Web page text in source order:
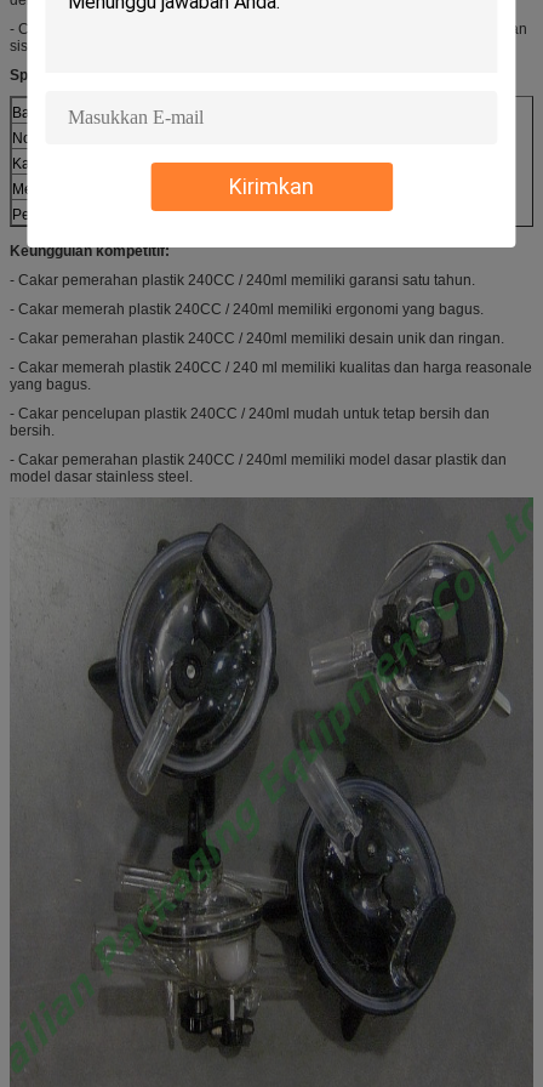
Kirimkan
- Cakar pemerahan plastik 240CC / 240ml digunakan untuk terhubung dengan
sistem ruang tamu pemerahan susu sapi.
Spesifikasi:
Barang
Clums Susu 240CC
Nomor model
Kapasitas
240ml
Mendasarkan
Penutup
Transparan (materi PC)
Keunggulan kompetitif:
- Cakar pemerahan plastik 240CC / 240ml memiliki garansi satu tahun.
- Cakar memerah plastik 240CC / 240ml memiliki ergonomi yang bagus.
- Cakar pemerahan plastik 240CC / 240ml memiliki desain unik dan ringan.
- Cakar memerah plastik 240CC / 240 ml memiliki kualitas dan harga reasonale
yang bagus.
- Cakar pencelupan plastik 240CC / 240ml mudah untuk tetap bersih dan
bersih.
- Cakar pemerahan plastik 240CC / 240ml memiliki model dasar plastik dan
model dasar stainless steel.